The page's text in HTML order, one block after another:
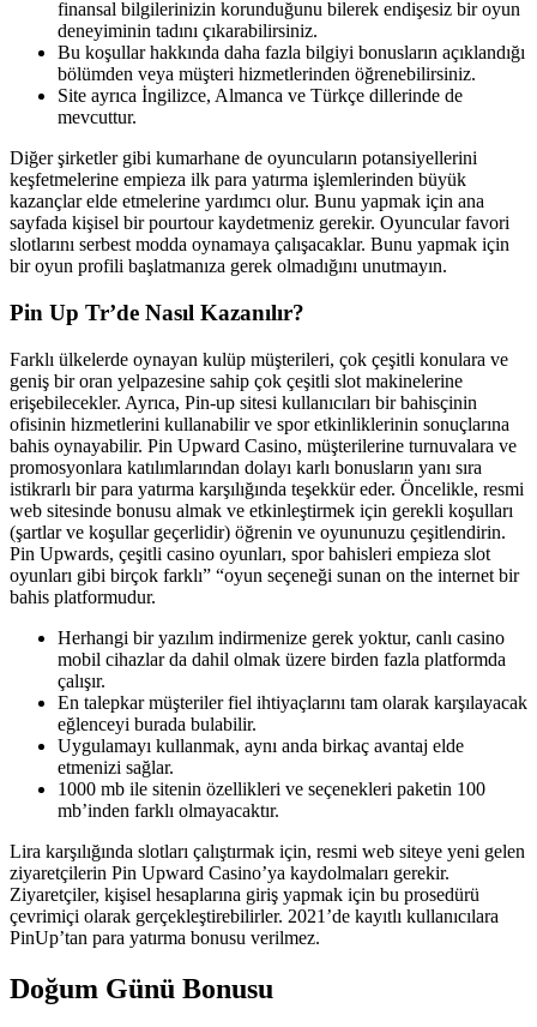
finansal bilgilerinizin korunduğunu bilerek endişesiz bir oyun
deneyiminin tadını çıkarabilirsiniz.
Bu koşullar hakkında daha fazla bilgiyi bonusların açıklandığı
bölümden veya müşteri hizmetlerinden öğrenebilirsiniz.
Site ayrıca İngilizce, Almanca ve Türkçe dillerinde de
mevcuttur.
Diğer şirketler gibi kumarhane de oyuncuların potansiyellerini
keşfetmelerine empieza ilk para yatırma işlemlerinden büyük
kazançlar elde etmelerine yardımcı olur. Bunu yapmak için ana
sayfada kişisel bir pourtour kaydetmeniz gerekir. Oyuncular favori
slotlarını serbest modda oynamaya çalışacaklar. Bunu yapmak için
bir oyun profili başlatmanıza gerek olmadığını unutmayın.
Pin Up Tr’de Nasıl Kazanılır?
Farklı ülkelerde oynayan kulüp müşterileri, çok çeşitli konulara ve
geniş bir oran yelpazesine sahip çok çeşitli slot makinelerine
erişebilecekler. Ayrıca, Pin-up sitesi kullanıcıları bir bahisçinin
ofisinin hizmetlerini kullanabilir ve spor etkinliklerinin sonuçlarına
bahis oynayabilir. Pin Upward Casino, müşterilerine turnuvalara ve
promosyonlara katılımlarından dolayı karlı bonusların yanı sıra
istikrarlı bir para yatırma karşılığında teşekkür eder. Öncelikle, resmi
web sitesinde bonusu almak ve etkinleştirmek için gerekli koşulları
(şartlar ve koşullar geçerlidir) öğrenin ve oyununuzu çeşitlendirin.
Pin Upwards, çeşitli casino oyunları, spor bahisleri empieza slot
oyunları gibi birçok farklı” “oyun seçeneği sunan on the internet bir
bahis platformudur.
Herhangi bir yazılım indirmenize gerek yoktur, canlı casino
mobil cihazlar da dahil olmak üzere birden fazla platformda
çalışır.
En talepkar müşteriler fiel ihtiyaçlarını tam olarak karşılayacak
eğlenceyi burada bulabilir.
Uygulamayı kullanmak, aynı anda birkaç avantaj elde
etmenizi sağlar.
1000 mb ile sitenin özellikleri ve seçenekleri paketin 100
mb’inden farklı olmayacaktır.
Lira karşılığında slotları çalıştırmak için, resmi web siteye yeni gelen
ziyaretçilerin Pin Upward Casino’ya kaydolmaları gerekir.
Ziyaretçiler, kişisel hesaplarına giriş yapmak için bu prosedürü
çevrimiçi olarak gerçekleştirebilirler. 2021’de kayıtlı kullanıcılara
PinUp’tan para yatırma bonusu verilmez.
Doğum Günü Bonusu